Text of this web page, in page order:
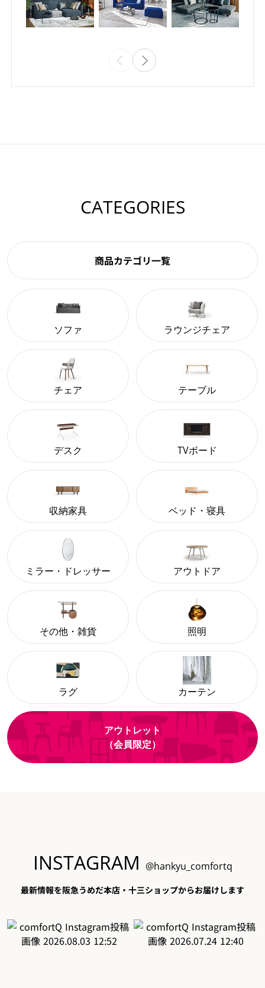
CATEGORIES
商品カテゴリ一覧
ソファ ラウンジチェア
チェア テーブル
デスク TVボード
収納家具 ベッド・寝具
ミラー・ドレッサー アウトドア
その他・雑貨 照明
ラグ カーテン
アウトレット
（会員限定）
INSTAGRAM @hankyu_comfortq
最新情報を阪急うめだ本店・十三ショップからお届けします